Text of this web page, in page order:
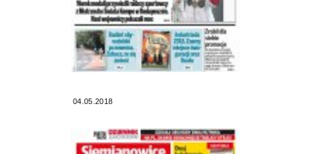
04.05.2018